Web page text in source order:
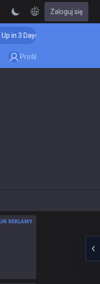
PL Zaloguj się
3 Days! Challenger Coaching
Profil
REKLAMY